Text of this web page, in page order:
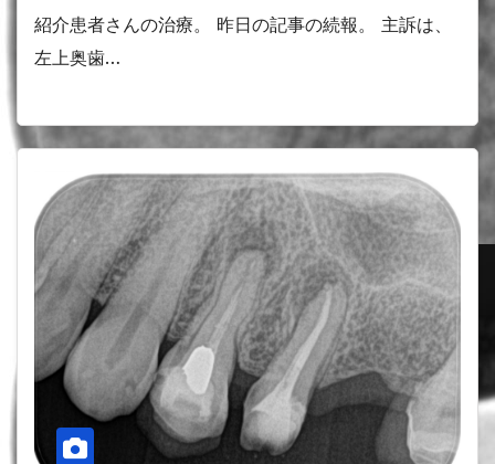
紹介患者さんの治療。 昨日の記事の続報。 主訴は、
左上奥歯…